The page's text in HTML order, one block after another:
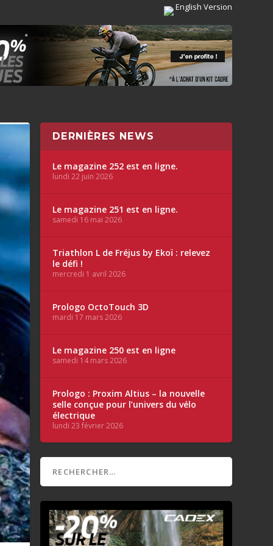
English Version
DERNIÈRES NEWS
Le magazine 252 est en ligne.
lundi 22 juin 2026
Le magazine 251 est en ligne.
samedi 16 mai 2026
Triathlon L de Fréjus by Ekoï : relevez
le défi !
mercredi 1 avril 2026
Prologo OctoTouch 3D
mardi 17 mars 2026
Le magazine 250 est en ligne
samedi 14 mars 2026
Prologo : Proxim Altius – la nouvelle
selle conçue pour l’univers du vélo
électrique
lundi 23 février 2026